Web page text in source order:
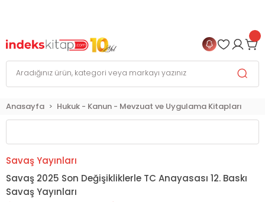
Anasayfa Hukuk - Kanun - Mevzuat ve Uygulama Kitapları
Savaş Yayınları
Savaş 2025 Son Değişikliklerle TC Anayasası 12. Baskı
Savaş Yayınları